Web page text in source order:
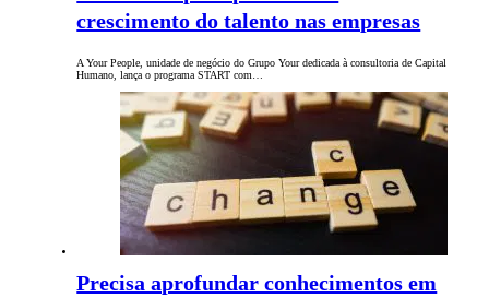
crescimento do talento nas empresas
A Your People, unidade de negócio do Grupo Your dedicada à consultoria de Capital
Humano, lança o programa START com…
Precisa aprofundar conhecimentos em